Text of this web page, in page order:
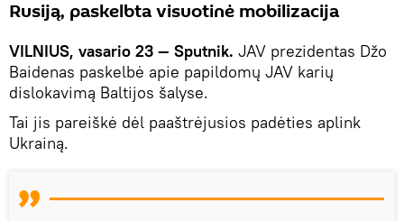
Rusiją, paskelbta visuotinė mobilizacija
VILNIUS, vasario 23 — Sputnik. JAV prezidentas Džo
Baidenas paskelbė apie papildomų JAV karių
dislokavimą Baltijos šalyse.
Tai jis pareiškė dėl paaštrėjusios padėties aplink
Ukrainą.